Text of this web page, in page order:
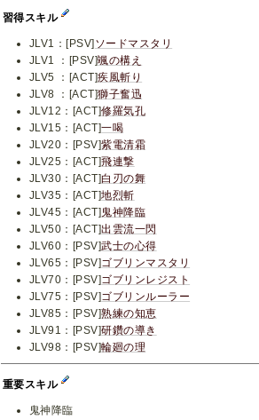
習得スキル
JLV1：[PSV] ソードマスタリ
JLV1 ：[PSV]颯の構え
JLV5 ：[ACT]疾風斬り
JLV8 ：[ACT]獅子奮迅
JLV12：[ACT]修羅気孔
JLV15：[ACT]一喝
JLV20：[PSV]紫電清霜
JLV25：[ACT]飛連撃
JLV30：[ACT]白刃の舞
JLV35：[ACT]地烈斬
JLV45：[ACT] 鬼神降臨
JLV50：[ACT]出雲流一閃
JLV60：[PSV]武士の心得
JLV65：[PSV]ゴブリンマスタリ
JLV70：[PSV]ゴブリンレジスト
JLV75：[PSV]ゴブリンルーラー
JLV85：[PSV]熟練の知恵
JLV91：[PSV]研鑽の導き
JLV98：[PSV]輪廻の理
重要スキル
鬼神降臨